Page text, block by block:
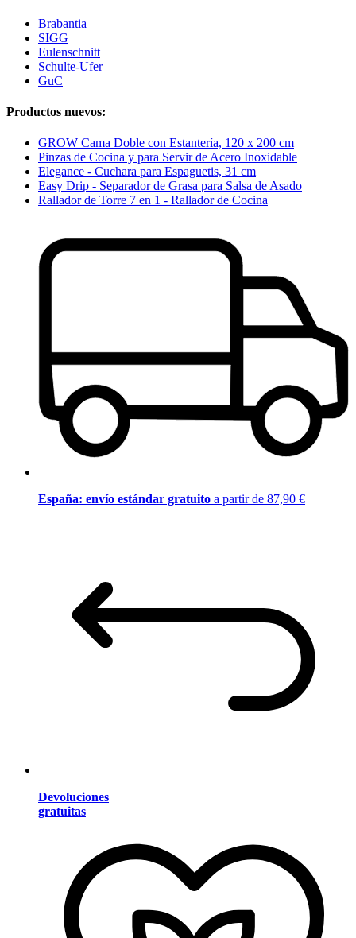
Brabantia
SIGG
Eulenschnitt
Schulte-Ufer
GuC
Productos nuevos:
GROW Cama Doble con Estantería, 120 x 200 cm
Pinzas de Cocina y para Servir de Acero Inoxidable
Elegance - Cuchara para Espaguetis, 31 cm
Easy Drip - Separador de Grasa para Salsa de Asado
Rallador de Torre 7 en 1 - Rallador de Cocina
España: envío estándar gratuito a partir de 87,90 €
Devoluciones
gratuitas